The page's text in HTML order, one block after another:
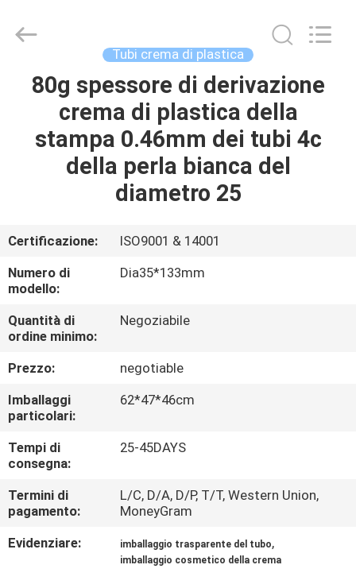
CASA
PRODOTTI
GIRO
DELLA
FABBRICA
CONTROLLO
DI
QUALITÀ
CONTATTICI
RICHIEDA
UNA
TUBES(SHANG
HAI)CO.,LTD.
Tubi crema di plastica
80g spessore di derivazione
crema di plastica della
stampa 0.46mm dei tubi 4c
della perla bianca del
diametro 25
Certificazione:
ISO9001 & 14001
Numero di
modello:
Dia35*133mm
Quantità di
ordine minimo:
Negoziabile
Prezzo:
negotiable
Imballaggi
particolari:
62*47*46cm
Tempi di
consegna:
25-45DAYS
Termini di
pagamento:
L/C, D/A, D/P, T/T, Western Union,
MoneyGram
Evidenziare:
imballaggio trasparente del tubo,
imballaggio cosmetico della crema